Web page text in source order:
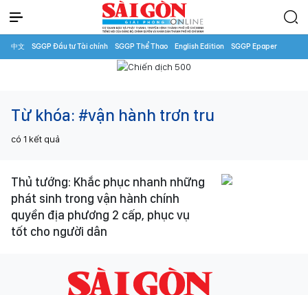
中文 SGGP Đầu tư Tài chính SGGP Thể Thao English Edition SGGP Epaper
Từ khóa: #vận hành trơn tru
có 1 kết quả
Thủ tướng: Khắc phục nhanh những
phát sinh trong vận hành chính
quyền địa phương 2 cấp, phục vụ
tốt cho người dân